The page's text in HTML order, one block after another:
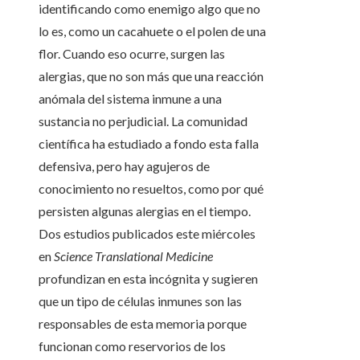
identificando como enemigo algo que no
lo es, como un cacahuete o el polen de una
flor. Cuando eso ocurre, surgen las
alergias, que no son más que una reacción
anómala del sistema inmune a una
sustancia no perjudicial. La comunidad
científica ha estudiado a fondo esta falla
defensiva, pero hay agujeros de
conocimiento no resueltos, como por qué
persisten algunas alergias en el tiempo.
Dos estudios publicados este miércoles
enScience Translational Medicine
profundizan en esta incógnita y sugieren
que un tipo de células inmunes son las
responsables de esta memoria porque
funcionan como reservorios de los